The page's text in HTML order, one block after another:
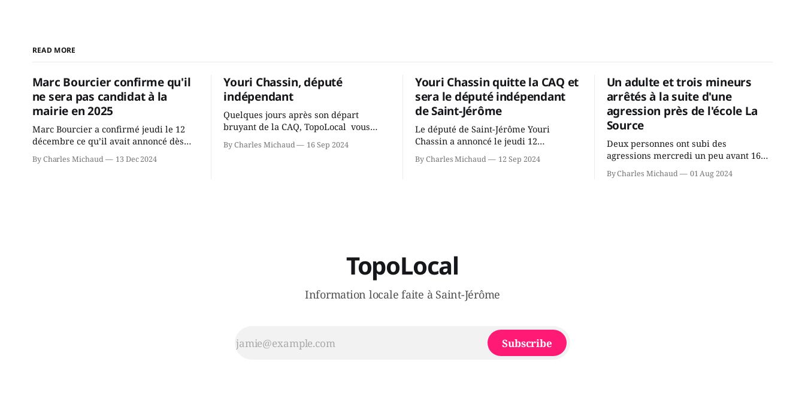
READ MORE
Marc Bourcier confirme qu'il
ne sera pas candidat à la
mairie en 2025
Marc Bourcier a confirmé jeudi le 12
décembre ce qu’il avait annoncé dès
2021: il ne sollicitera pas de deuxième
mandat à titre de maire de Saint-
By Charles Michaud 13 Dec 2024
Youri Chassin, député
indépendant
Quelques jours après son départ
bruyant de la CAQ, TopoLocal vous
présente une conversation avec Youri
Chassin. Nous avons causé de sa
By Charles Michaud 16 Sep 2024
Youri Chassin quitte la CAQ et
sera le député indépendant
de Saint-Jérôme
Le député de Saint-Jérôme Youri
Chassin a annoncé le jeudi 12
septembre qu'il quitte le caucus de la
Coalition Avenir Québec de François
By Charles Michaud 12 Sep 2024
Un adulte et trois mineurs
arrêtés à la suite d'une
agression près de l'école La
Source
Deux personnes ont subi des
agressions mercredi un peu avant 16h
à proximité de l'école primaire La
Source dans le secteur Bellefeuille de
By Charles Michaud 01 Aug 2024
TopoLocal
Information locale faite à Saint-Jérôme
Subscribe